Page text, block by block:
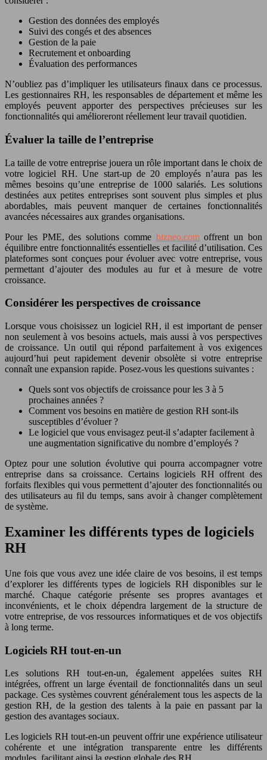
Gestion des données des employés
Suivi des congés et des absences
Gestion de la paie
Recrutement et onboarding
Évaluation des performances
N’oubliez pas d’impliquer les utilisateurs finaux dans ce processus.
Les gestionnaires RH, les responsables de département et même les
employés peuvent apporter des perspectives précieuses sur les
fonctionnalités qui amélioreront réellement leur travail quotidien.
Évaluer la taille de l’entreprise
La taille de votre entreprise jouera un rôle important dans le choix de
votre logiciel RH. Une start-up de 20 employés n’aura pas les
mêmes besoins qu’une entreprise de 1000 salariés. Les solutions
destinées aux petites entreprises sont souvent plus simples et plus
abordables, mais peuvent manquer de certaines fonctionnalités
avancées nécessaires aux grandes organisations.
Pour les PME, des solutions comme bizneo.comoffrent un bon
équilibre entre fonctionnalités essentielles et facilité d’utilisation. Ces
plateformes sont conçues pour évoluer avec votre entreprise, vous
permettant d’ajouter des modules au fur et à mesure de votre
croissance.
Considérer les perspectives de croissance
Lorsque vous choisissez un logiciel RH, il est important de penser
non seulement à vos besoins actuels, mais aussi à vos perspectives
de croissance. Un outil qui répond parfaitement à vos exigences
aujourd’hui peut rapidement devenir obsolète si votre entreprise
connaît une expansion rapide. Posez-vous les questions suivantes :
Quels sont vos objectifs de croissance pour les 3 à 5
prochaines années ?
Comment vos besoins en matière de gestion RH sont-ils
susceptibles d’évoluer ?
Le logiciel que vous envisagez peut-il s’adapter facilement à
une augmentation significative du nombre d’employés ?
Optez pour une solution évolutive qui pourra accompagner votre
entreprise dans sa croissance. Certains logiciels RH offrent des
forfaits flexibles qui vous permettent d’ajouter des fonctionnalités ou
des utilisateurs au fil du temps, sans avoir à changer complètement
de système.
Examiner les différents types de logiciels
RH
Une fois que vous avez une idée claire de vos besoins, il est temps
d’explorer les différents types de logiciels RH disponibles sur le
marché. Chaque catégorie présente ses propres avantages et
inconvénients, et le choix dépendra largement de la structure de
votre entreprise, de vos ressources informatiques et de vos objectifs
à long terme.
Logiciels RH tout-en-un
Les solutions RH tout-en-un, également appelées suites RH
intégrées, offrent un large éventail de fonctionnalités dans un seul
package. Ces systèmes couvrent généralement tous les aspects de la
gestion RH, de la gestion des talents à la paie en passant par la
gestion des avantages sociaux.
Les logiciels RH tout-en-un peuvent offrir une expérience utilisateur
cohérente et une intégration transparente entre les différents